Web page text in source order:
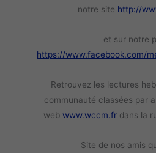
notre site http://
et sur notre
https://www.facebook.com/
Retrouvez les lectures
communauté classées par
web www.wccm.fr dans la
Site de nos amis